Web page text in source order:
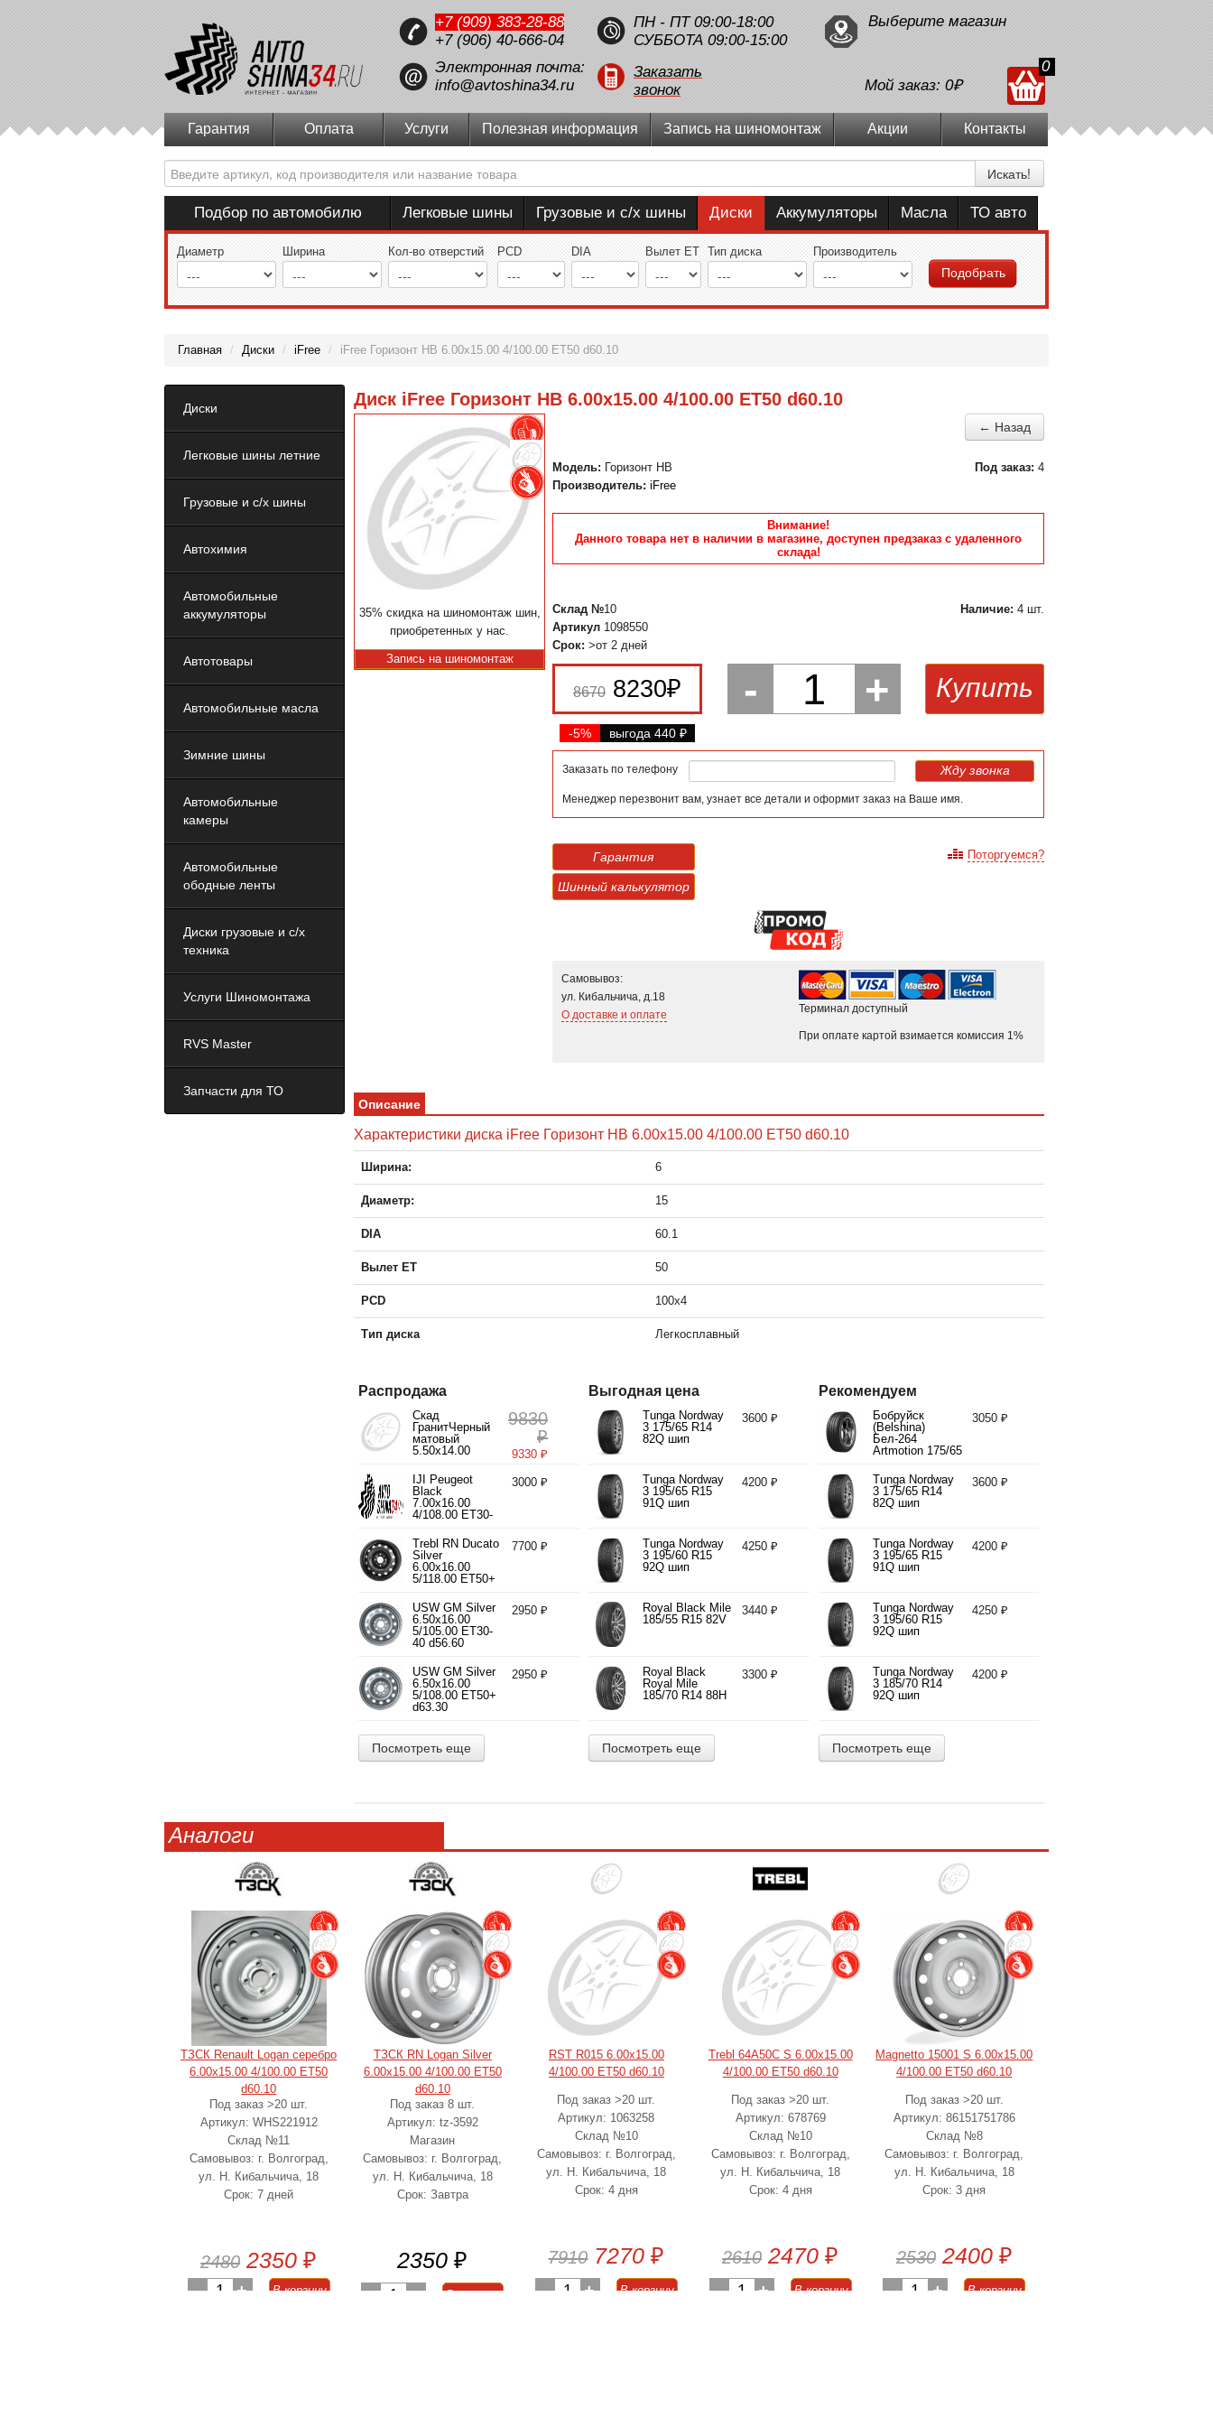
+7 (909) 383-28-88
+7 (906) 40-666-04
Электронная почта:
info@avtoshina34.ru
ПН - ПТ 09:00-18:00
СУББОТА 09:00-15:00
Заказать
звонок
Выберите магазин
Мой заказ: 0₽
0
Гарантия Оплата Услуги Полезная информация Запись на шиномонтаж Акции Контакты
Искать!
Подбор по автомобилю Легковые шины Грузовые и с/х шины Диски Аккумуляторы Масла ТО авто
Диаметр Ширина Кол-во отверстий PCD DIA Вылет ET Тип диска Производитель
Подобрать
Главная / Диски / iFree / iFree Горизонт HB 6.00x15.00 4/100.00 ET50 d60.10
Диски
Легковые шины летние
Грузовые и с/х шины
Автохимия
Автомобильные
аккумуляторы
Автотовары
Автомобильные масла
Зимние шины
Автомобильные
камеры
Автомобильные
ободные ленты
Диски грузовые и с/х
техника
Услуги Шиномонтажа
RVS Master
Запчасти для ТО
Диск iFree Горизонт HB 6.00x15.00 4/100.00 ET50 d60.10
← Назад
35% скидка на шиномонтаж шин,
приобретенных у нас.
Запись на шиномонтаж
Под заказ: 4
Модель: Горизонт HB
Производитель: iFree
Внимание!
Данного товара нет в наличии в магазине, доступен предзаказ с удаленного
склада!
Наличие: 4 шт.
Склад №10
Артикул 1098550
Срок: >от 2 дней
8670 8230₽
-5% выгода 440 ₽
- 1 + Купить
Заказать по телефону Жду звонка
Менеджер перезвонит вам, узнает все детали и оформит заказ на Ваше имя.
Гарантия
Шинный калькулятор
Поторгуемся?
Самовывоз:
ул. Кибальчича, д.18
О доставке и оплате
Терминал доступный
При оплате картой взимается комиссия 1%
Описание
Характеристики диска iFree Горизонт HB 6.00x15.00 4/100.00 ET50 d60.10
Ширина: 6
Диаметр: 15
DIA 60.1
Вылет ET 50
PCD 100x4
Тип диска Легкосплавный
Распродажа
Скад
ГранитЧерный
матовый
5.50x14.00
d58.60
9830
₽
9330 ₽
IJI Peugeot
Black
7.00x16.00
4/108.00 ET30-
3000 ₽
Trebl RN Ducato
Silver
6.00x16.00
5/118.00 ET50+
7700 ₽
USW GM Silver
6.50x16.00
5/105.00 ET30-
40 d56.60
2950 ₽
USW GM Silver
6.50x16.00
5/108.00 ET50+
d63.30
2950 ₽
Посмотреть еще
Выгодная цена
Tunga Nordway
3 175/65 R14
82Q шип
3600 ₽
Tunga Nordway
3 195/65 R15
91Q шип
4200 ₽
Tunga Nordway
3 195/60 R15
92Q шип
4250 ₽
Royal Black Mile
185/55 R15 82V
3440 ₽
Royal Black
Royal Mile
185/70 R14 88H
3300 ₽
Посмотреть еще
Рекомендуем
Бобруйск
(Belshina)
Бел-264
Artmotion 175/65
3050 ₽
Tunga Nordway
3 175/65 R14
82Q шип
3600 ₽
Tunga Nordway
3 195/65 R15
91Q шип
4200 ₽
Tunga Nordway
3 195/60 R15
92Q шип
4250 ₽
Tunga Nordway
3 185/70 R14
92Q шип
4200 ₽
Посмотреть еще
Аналоги
ТЗСК Renault Logan серебро
6.00x15.00 4/100.00 ET50
d60.10
Под заказ >20 шт.
Артикул: WHS221912
Склад №11
Самовывоз: г. Волгоград,
ул. Н. Кибальчича, 18
Срок: 7 дней
2480 2350 ₽
- 1 + В корзину
ТЗСК RN Logan Silver
6.00x15.00 4/100.00 ET50
d60.10
Под заказ 8 шт.
Артикул: tz-3592
Магазин
Самовывоз: г. Волгоград,
ул. Н. Кибальчича, 18
Срок: Завтра
2350 ₽
- 1 + В корзину
RST R015 6.00x15.00
4/100.00 ET50 d60.10
Под заказ >20 шт.
Артикул: 1063258
Склад №10
Самовывоз: г. Волгоград,
ул. Н. Кибальчича, 18
Срок: 4 дня
7910 7270 ₽
- 1 + В корзину
Trebl 64A50C S 6.00x15.00
4/100.00 ET50 d60.10
Под заказ >20 шт.
Артикул: 678769
Склад №10
Самовывоз: г. Волгоград,
ул. Н. Кибальчича, 18
Срок: 4 дня
2610 2470 ₽
- 1 + В корзину
Magnetto 15001 S 6.00x15.00
4/100.00 ET50 d60.10
Под заказ >20 шт.
Артикул: 86151751786
Склад №8
Самовывоз: г. Волгоград,
ул. Н. Кибальчича, 18
Срок: 3 дня
2530 2400 ₽
- 1 + В корзину